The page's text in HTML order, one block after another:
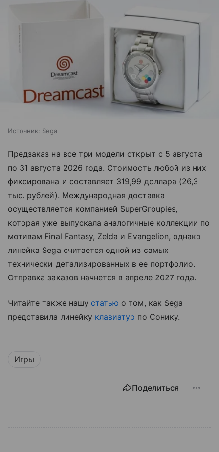
Источник: Sega
Предзаказ на все три модели открыт с 5 августа
по 31 августа 2026 года. Стоимость любой из них
фиксирована и составляет 319,99 доллара (26,3
тыс. рублей). Международная доставка
осуществляется компанией SuperGroupies,
которая уже выпускала аналогичные коллекции по
мотивам Final Fantasy, Zelda и Evangelion, однако
линейка Sega считается одной из самых
технически детализированных в ее портфолио.
Отправка заказов начнется в апреле 2027 года.
Читайте также нашу статью о том, как Sega
представила линейку клавиатур по Сонику.
Игры
Поделиться